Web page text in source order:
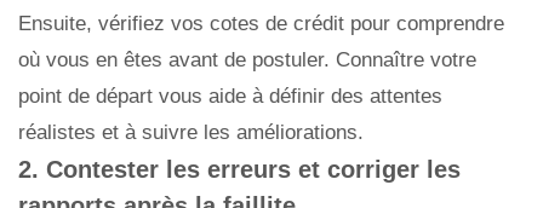
Ensuite, vérifiez vos cotes de crédit pour comprendre
où vous en êtes avant de postuler. Connaître votre
point de départ vous aide à définir des attentes
réalistes et à suivre les améliorations.
2. Contester les erreurs et corriger les